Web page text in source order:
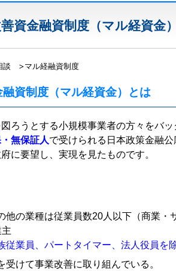
資金融資制度（マル経資金）
談 マル経融資制度
資制度（マル経資金）とは
ろうとする小規模事業者の方々をバ
無保証人で受けられる日本政策金融
に要望し、実現を見たものです。
の業種は従業員数20人以下（商業・
業員、パートタイマー、法人役員を
けて事業改善に取り組んでいる。